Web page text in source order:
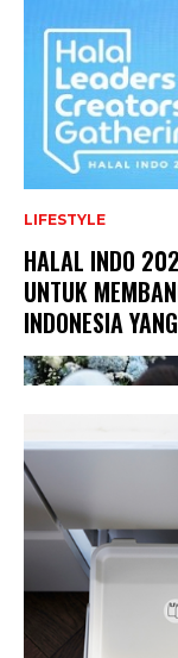
LIFESTYLE
HALAL INDO
UNTUK
INDONESIA